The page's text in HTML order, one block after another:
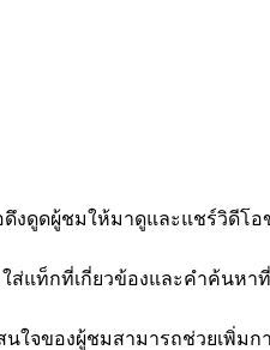
งดูดผู้ชมให้มาดูและแชร์วิดี
ส่แท็กที่เกี่ยวข้องและคำค้นห
ใจของผู้ชมสามารถช่วยเพิ่ม